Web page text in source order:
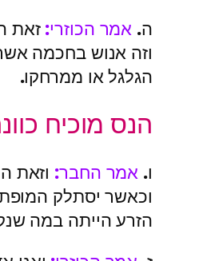
ה. אמר הכוזרי: זאת
וזה אנוש בחכמה
הגלגל או ממרחקו.
הנס מוכיח
ו. אמר החבר: וזאת
וכאשר יסתלק
הזרע הייתה במה